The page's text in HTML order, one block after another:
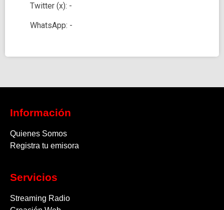
Twitter (x): -
WhatsApp: -
Información
Quienes Somos
Registra tu emisora
Servicios
Streaming Radio